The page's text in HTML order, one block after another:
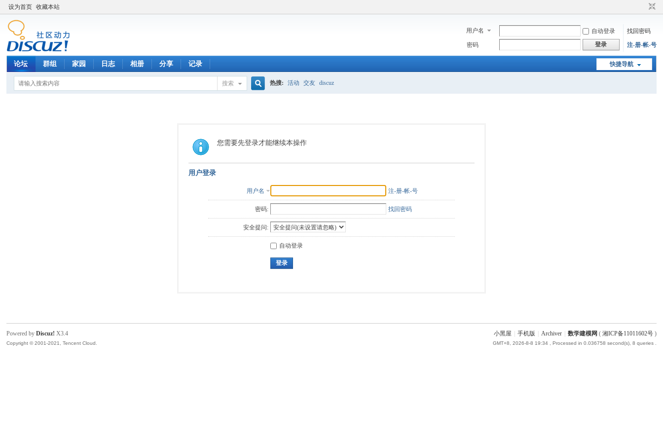
设为首页 收藏本站
用户名 自动登录
找回密码
密码
登录 注-册-帐-号
快捷导航
论坛 群组 家园 日志 相册 分享 记录
搜索
索
热搜: 活动 交友 discuz
您需要先登录才能继续本操作
用户登录
用户名 注-册-帐-号
密码: 找回密码
安全提问:
自动登录
登录
小黑屋 手机版 Archiver 数学建模网 ( 湘ICP备11011602号)
GMT+8, 2026-8-8 19:34, Processed in 0.036758 second(s), 8 queries .
Powered byDiscuz! X3.4
Copyright © 2001-2021, Tencent Cloud.